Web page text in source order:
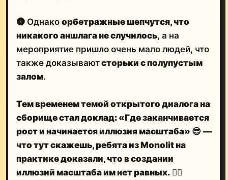
🌚 Однако орбетражные шепчутся, что
никакого аншлага не случилось, а на
мероприятие пришло очень мало людей, что
также доказываютсторьки с полупустым
залом.
Тем временем темой открытого диалога на
сборище стал доклад: «Где заканчивается
рост и начинается иллюзия масштаба» 😎 —
что тут скажешь, ребята из Monolitна
практике доказали, что в создании
иллюзий масштабаим нет равных. 🤦‍♂️